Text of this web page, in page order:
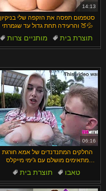
14:13
סטפמום תפסה את הזקפה שלי בניקיון
והרעידה תחת גדול עד שגמרתי 🍑💦
מותניים צרות
תוצרת בית
תחת
טאבו חובבנים
06:16
החלקים המתנדנדים של אמא חורגת
מתאימים מושלם עם ג'ימי מייקלס
וקאבי תומפסון! 😍
תוצרת בית
טאבו
חובבנים
לא בן מציצות